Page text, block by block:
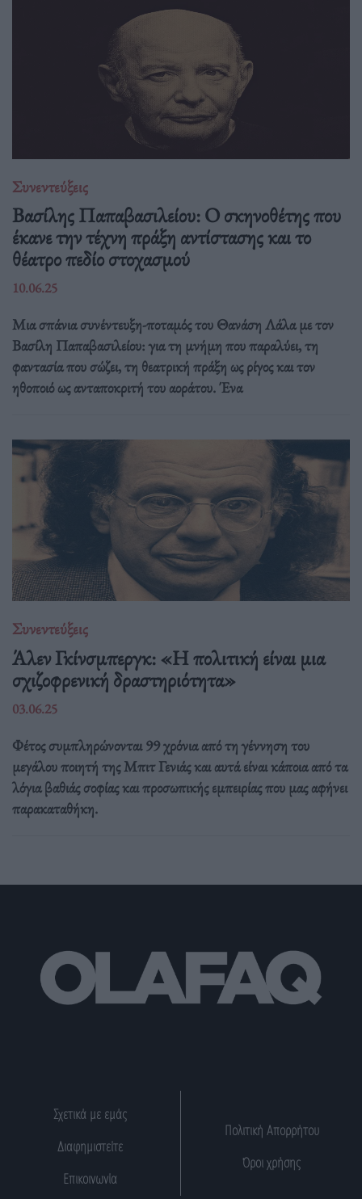
Συνεντεύξεις
Βασίλης Παπαβασιλείου: Ο σκηνοθέτης που
έκανε την τέχνη πράξη αντίστασης και το
θέατρο πεδίο στοχασμού
10.06.25
Μια σπάνια συνέντευξη-ποταμός του Θανάση Λάλα με τον
Βασίλη Παπαβασιλείου: για τη μνήμη που παραλύει, τη
φαντασία που σώζει, τη θεατρική πράξη ως ρίγος και τον
ηθοποιό ως ανταποκριτή του αοράτου. Ένα
Συνεντεύξεις
Άλεν Γκίνσμπεργκ: «Η πολιτική είναι μια
σχιζοφρενική δραστηριότητα»
03.06.25
Φέτος συμπληρώνονται 99 χρόνια από τη γέννηση του
μεγάλου ποιητή της Μπιτ Γενιάς και αυτά είναι κάποια από τα
λόγια βαθιάς σοφίας και προσωπικής εμπειρίας που μας αφήνει
παρακαταθήκη.
Σχετικά με εμάς
Διαφημιστείτε
Επικοινωνία
Πολιτική Απορρήτου
Όροι χρήσης